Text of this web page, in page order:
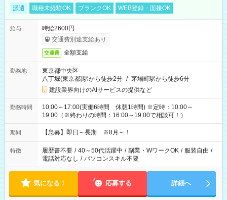
派遣 職種未経験OK ブランクOK WEB登録・面接OK
給与
時給2600円
交通費別途支給あり
交通費 全額支給
勤務地
東京都中央区
八丁堀(東京都)駅から徒歩2分 / 茅場町駅から徒歩6分
建設業界向けのAIサービスの提供など
勤務時間
10:00～17:00(実働6時間 休憩1時間) ※定時：10:00～
19:00（※終わりの時間：16:00～19:00で相談可！）
期間 【急募】即日～長期 ※8月～！
特徴 履歴書不要 / 40～50代活躍中 / 副業・WワークOK / 服装自由 /
電話対応なし / パソコンスキル不要
気になる！ 応募する 詳細へ